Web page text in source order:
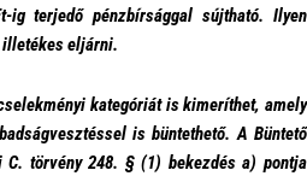
ig terjedő pénzbírsággal sújtható. Ilyen
illetékes eljárni.
kategóriát is kimeríthet, amely
is büntethető. A Büntető
C. törvény 248. § (1) bekezdés a) pontja